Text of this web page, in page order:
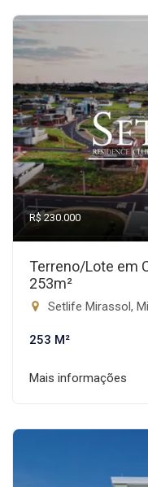
R$ 230.000
Terreno/Lote em
253m²
Setlife Mirassol,
253 M²
Mais informações